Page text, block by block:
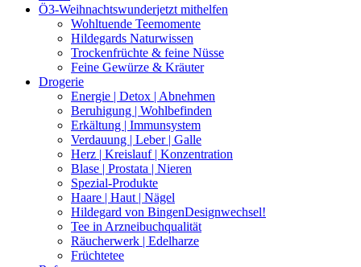
Ö3-Weihnachtswunderjetzt mithelfen
Wohltuende Teemomente
Hildegards Naturwissen
Trockenfrüchte & feine Nüsse
Feine Gewürze & Kräuter
Drogerie
Energie | Detox | Abnehmen
Beruhigung | Wohlbefinden
Erkältung | Immunsystem
Verdauung | Leber | Galle
Herz | Kreislauf | Konzentration
Blase | Prostata | Nieren
Spezial-Produkte
Haare | Haut | Nägel
Hildegard von BingenDesignwechsel!
Tee in Arzneibuchqualität
Räucherwerk | Edelharze
Früchtetee